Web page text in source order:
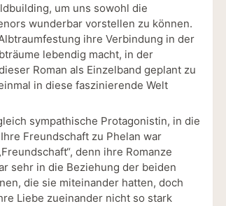
um uns sowohl die
wunderbar vorstellen zu können.
ihre Verbindung in der
lebendig macht, in der
Roman als Einzelband geplant zu
in diese faszinierende Welt
sympathische Protagonistin, in die
Freundschaft zu Phelan war
denn ihre Romanze
sehr in die Beziehung der beiden
die sie miteinander hatten, doch
Liebe zueinander nicht so stark